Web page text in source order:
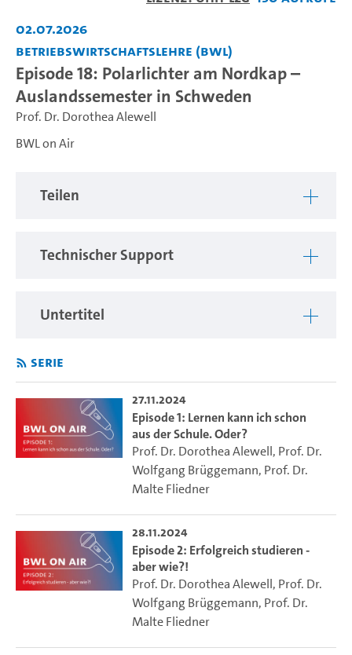
02.07.2026
Betriebswirtschaftslehre (BWL)
Episode 18: Polarlichter am Nordkap –
Auslandssemester in Schweden
Prof. Dr. Dorothea Alewell
BWL on Air
Teilen
Technischer Support
Untertitel
Serie
27.11.2024
Episode 1: Lernen kann ich schon
aus der Schule. Oder?
Prof. Dr. Dorothea Alewell, Prof. Dr.
Wolfgang Brüggemann, Prof. Dr.
Malte Fliedner
28.11.2024
Episode 2: Erfolgreich studieren -
aber wie?!
Prof. Dr. Dorothea Alewell, Prof. Dr.
Wolfgang Brüggemann, Prof. Dr.
Malte Fliedner